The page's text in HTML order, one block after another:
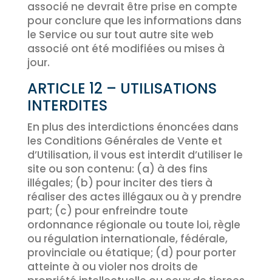
associé ne devrait être prise en compte
pour conclure que les informations dans
le Service ou sur tout autre site web
associé ont été modifiées ou mises à
jour.
ARTICLE 12 – UTILISATIONS
INTERDITES
En plus des interdictions énoncées dans
les Conditions Générales de Vente et
d’Utilisation, il vous est interdit d’utiliser le
site ou son contenu: (a) à des fins
illégales; (b) pour inciter des tiers à
réaliser des actes illégaux ou à y prendre
part; (c) pour enfreindre toute
ordonnance régionale ou toute loi, règle
ou régulation internationale, fédérale,
provinciale ou étatique; (d) pour porter
atteinte à ou violer nos droits de